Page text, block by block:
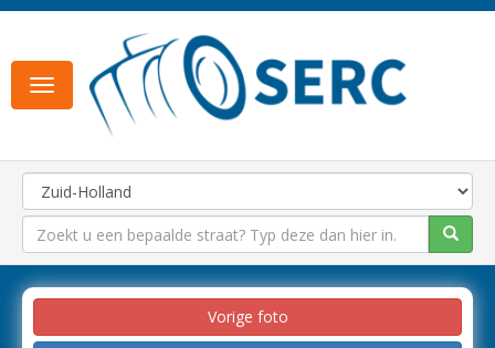
Toggle
navigation
Vorige foto